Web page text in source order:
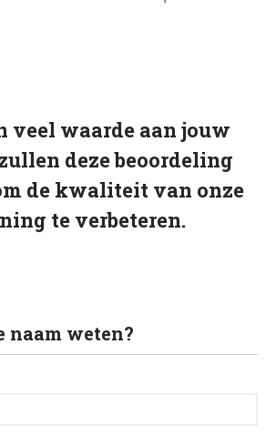
Voeding
Ontspanning
veel waarde aan jouw
deze beoordeling
de kwaliteit van onze
te verbeteren.
naam weten?